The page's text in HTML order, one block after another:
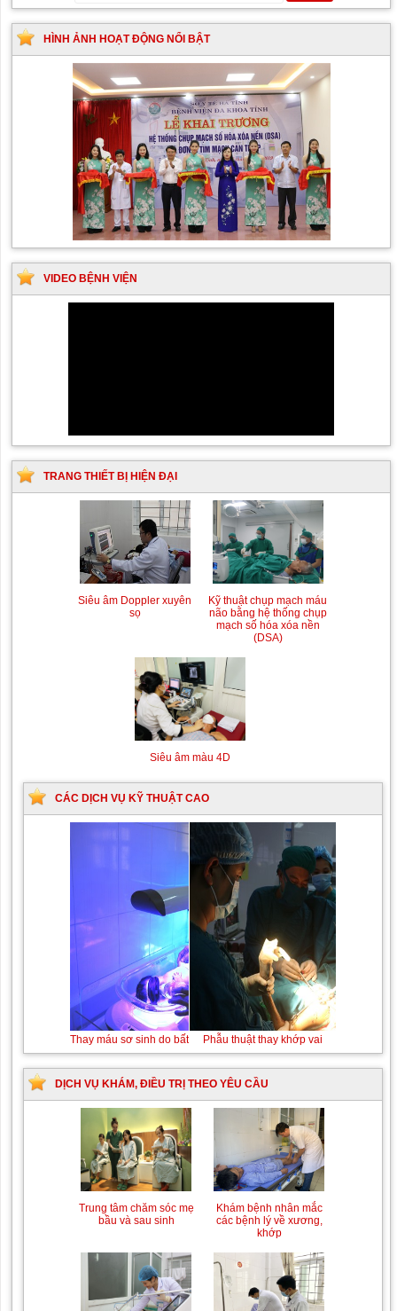
HÌNH ẢNH HOẠT ĐỘNG NỔI BẬT
VIDEO BỆNH VIỆN
TRANG THIẾT BỊ HIỆN ĐẠI
Siêu âm Doppler xuyên
sọ
Kỹ thuật chụp mạch máu
não bằng hệ thống chụp
mạch số hóa xóa nền
(DSA)
Siêu âm màu 4D
CÁC DỊCH VỤ KỸ THUẬT CAO
Thay máu sơ sinh do bất đồng nhóm máu
DỊCH VỤ KHÁM, ĐIỀU TRỊ THEO YÊU CẦU
Trung tâm chăm sóc mẹ
bầu và sau sinh
Khám bệnh nhân mắc
các bệnh lý về xương,
khớp